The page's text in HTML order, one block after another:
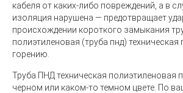
кабеля от каких-либо повреждений, а в
изоляция нарушена — предотвращает
происхождении короткого замыкания
полиэтиленовая (труба пнд) техническая
горению.
Труба ПНД техническая полиэтиленовая
черном или каком-то темном цвете. По